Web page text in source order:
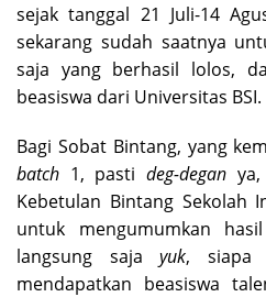
sejak tanggal 21 Juli-14
sekarang sudah saatnya
saja yang berhasil lolos,
beasiswa dari Universitas BSI.
Bagi Sobat Bintang, yang
batch 1, pastideg-degan
Kebetulan Bintang Sekolah
untuk mengumumkan
langsung sajayuk, siapa
mendapatkan beasiswa